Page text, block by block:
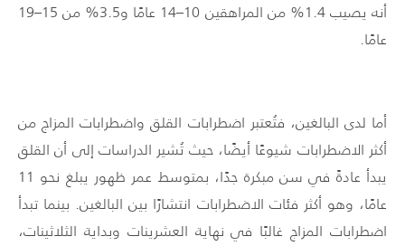
أنه يصيب 1.4% من المراهقين 10–14 عامًا و3.5% من 15–19
عامًا.
أما لدى البالغين، فتُعتبر اضطرابات القلق واضطرابات المزاج من
أكثر الاضطرابات شيوعًا أيضًا، حيث تُشير الدراسات إلى أن القلق
يبدأ عادةً في سن مبكرة جدًا، بمتوسط عمر ظهور يبلغ نحو 11
عامًا، وهو أكثر فئات الاضطرابات انتشارًا بين البالغين. بينما تبدأ
اضطرابات المزاج غالبًا في نهاية العشرينات وبداية الثلاثينات،